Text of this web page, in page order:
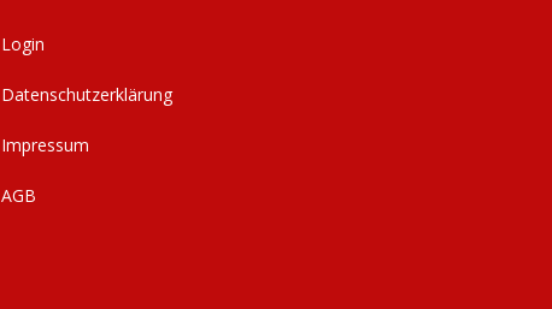
Login
Datenschutzerklärung
Impressum
AGB